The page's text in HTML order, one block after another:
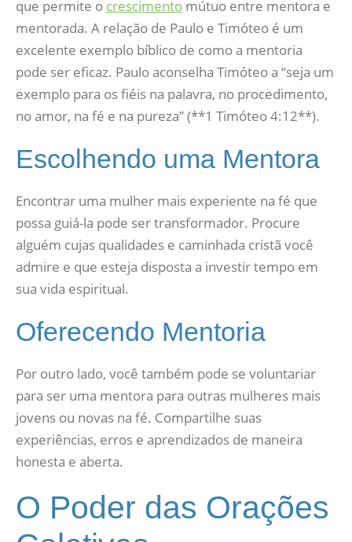
que permite o crescimento mútuo entre mentora e
mentorada. A relação de Paulo e Timóteo é um
excelente exemplo bíblico de como a mentoria
pode ser eficaz. Paulo aconselha Timóteo a “seja um
exemplo para os fiéis na palavra, no procedimento,
no amor, na fé e na pureza” (**1 Timóteo 4:12**).
Escolhendo uma Mentora
Encontrar uma mulher mais experiente na fé que
possa guiá-la pode ser transformador. Procure
alguém cujas qualidades e caminhada cristã você
admire e que esteja disposta a investir tempo em
sua vida espiritual.
Oferecendo Mentoria
Por outro lado, você também pode se voluntariar
para ser uma mentora para outras mulheres mais
jovens ou novas na fé. Compartilhe suas
experiências, erros e aprendizados de maneira
honesta e aberta.
O Poder das Orações